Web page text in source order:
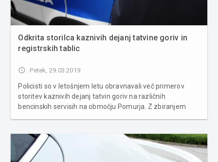
Odkrita storilca kaznivih dejanj tatvine goriv in
registrskih tablic
access_time Petek, 29.03.2019
Policisti so v letošnjem letu obravnavali več primerov
storitev kaznivih dejanj tatvin goriv na različnih
bencinskih servisih na območju Pomurja. Z zbiranjem
bila opravljena hišna pr...